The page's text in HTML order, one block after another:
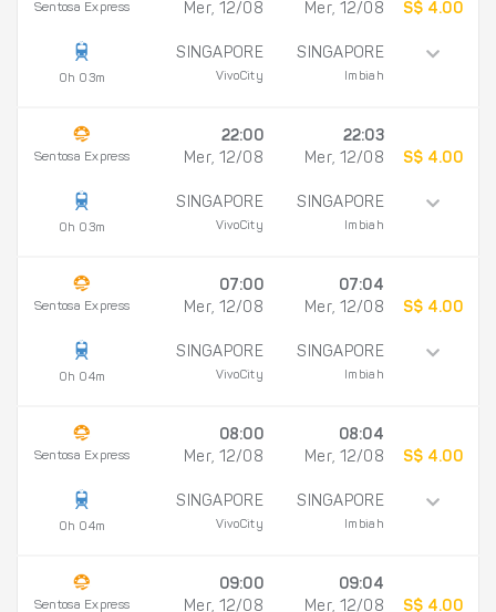
Sentosa Express
0h 03m
Mer, 12/08
SINGAPORE
VivoCity
Mer, 12/08
SINGAPORE
Imbiah
S$ 4.00
Sentosa Express
0h 03m
22:00
Mer, 12/08
SINGAPORE
VivoCity
22:03
Mer, 12/08
SINGAPORE
Imbiah
S$ 4.00
Sentosa Express
0h 04m
07:00
Mer, 12/08
SINGAPORE
VivoCity
07:04
Mer, 12/08
SINGAPORE
Imbiah
S$ 4.00
Sentosa Express
0h 04m
08:00
Mer, 12/08
SINGAPORE
VivoCity
08:04
Mer, 12/08
SINGAPORE
Imbiah
S$ 4.00
Sentosa Express
09:00
Mer, 12/08
09:04
Mer, 12/08
S$ 4.00